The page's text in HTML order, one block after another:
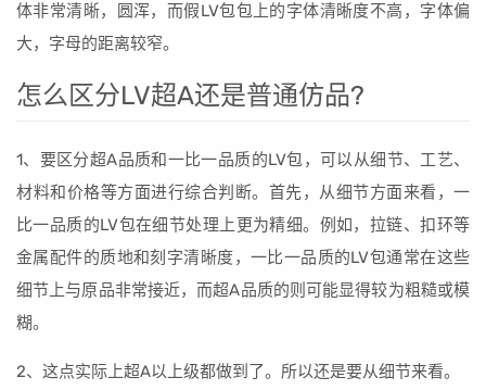
体非常清晰，圆浑，而假LV包包上的字体清晰度不高，字体偏
大，字母的距离较窄。
怎么区分LV超A还是普通仿品?
1、要区分超A品质和一比一品质的LV包，可以从细节、工艺、
材料和价格等方面进行综合判断。首先，从细节方面来看，一
比一品质的LV包在细节处理上更为精细。例如，拉链、扣环等
金属配件的质地和刻字清晰度，一比一品质的LV包通常在这些
细节上与原品非常接近，而超A品质的则可能显得较为粗糙或模
糊。
2、这点实际上超A以上级都做到了。所以还是要从细节来看。